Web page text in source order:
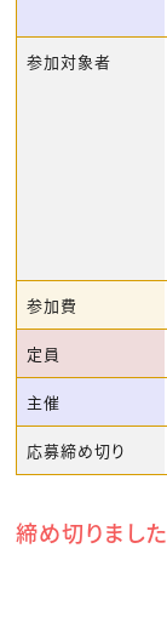
参加対象者
参加費
定員
主催
応募締め切り
締め切りました